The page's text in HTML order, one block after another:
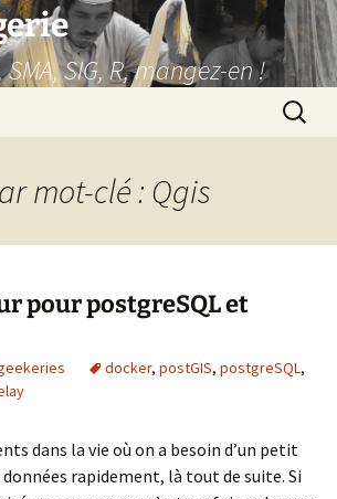
SIG, R, mangez-en !
mot-clé : Qgis
pour postgreSQL et
docker, postGIS, postgreSQL,
dans la vie où on a besoin d’un petit
données rapidement, là tout de suite. Si